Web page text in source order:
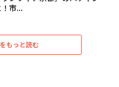
市...
もっと読む